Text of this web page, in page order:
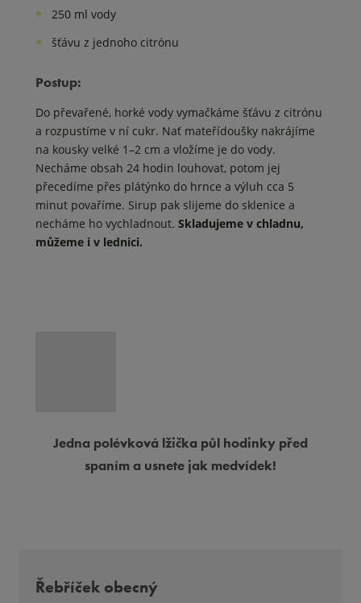
250 ml vody
šťávu z jednoho citrónu
Postup:
Do převařené, horké vody vymačkáme šťávu z citrónu
a rozpustíme v ní cukr. Nať mateřídoušky nakrájíme
na kousky velké 1–2 cm a vložíme je do vody.
Necháme obsah 24 hodin louhovat, potom jej
přecedíme přes plátýnko do hrnce a výluh cca 5
minut povaříme. Sirup pak slijeme do sklenice a
necháme ho vychladnout. Skladujeme v chladnu,
můžeme i v lednici.
Jedna polévková lžička půl hodinky před
spaním a usnete jak medvídek!
Řebříček obecný